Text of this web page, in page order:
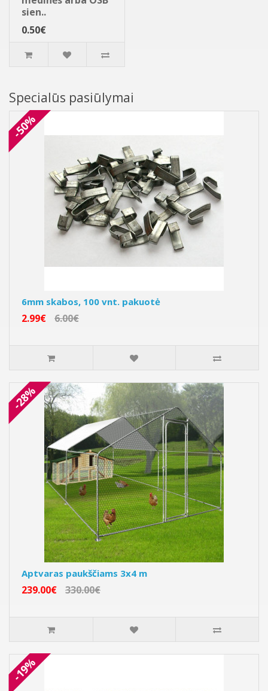
sien..
0.50€
Specialūs pasiūlymai
-50%
6mm skabos, 100 vnt. pakuotė
2.99€ 6.00€
-28%
Aptvaras paukščiams 3x4 m
239.00€ 330.00€
-19%